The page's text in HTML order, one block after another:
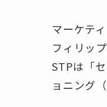
マーケテ
フィリッ
STPは「
ョニング